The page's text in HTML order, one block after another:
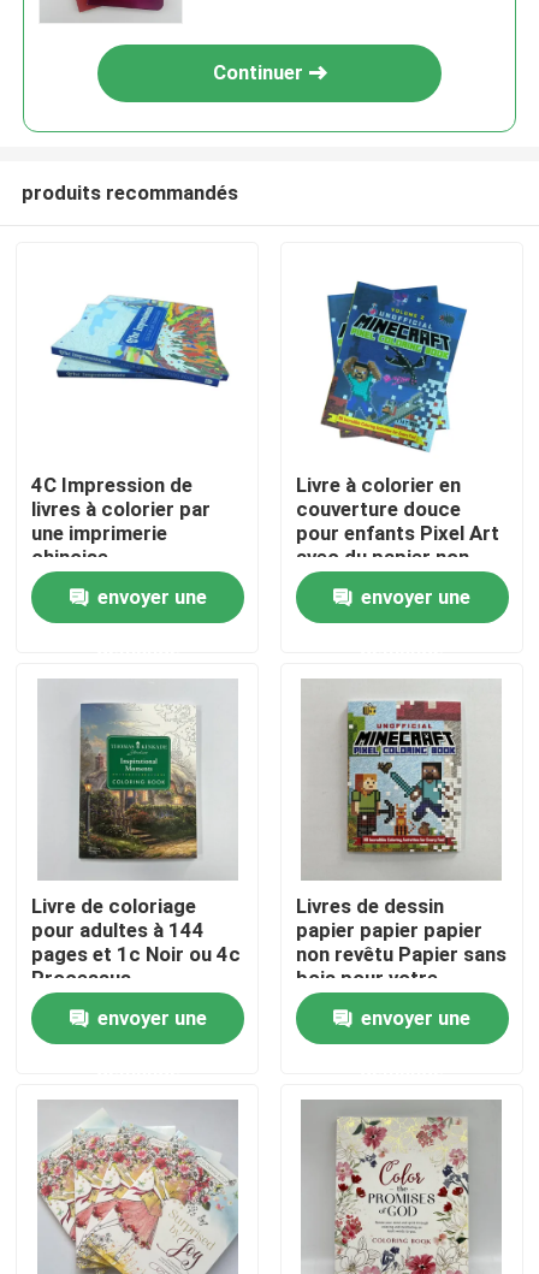
Maison
Vidéos
Au sujet de nous
Ressource
Contactez-nous
Nouvelles
Demandez une citation
Impression de livres de table à café
Impression de cartes de tarot
Continuer
produits recommandés
4C Impression de
livres à colorier par
une imprimerie
chinoise
envoyer une
Livre à colorier en
couverture douce
pour enfants Pixel Art
avec du papier non
revêtu sans bois
envoyer une
Livre de coloriage
pour adultes à 144
pages et 1c Noir ou 4c
Processus
d'impression
envoyer une
Livres de dessin
papier papier papier
non revêtu Papier sans
bois pour votre
collection
envoyer une